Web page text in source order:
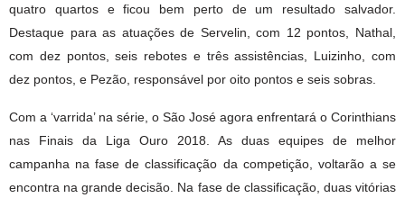
quatro quartos e ficou bem perto de um resultado salvador.
Destaque para as atuações de Servelin, com 12 pontos, Nathal,
com dez pontos, seis rebotes e três assistências, Luizinho, com
dez pontos, e Pezão, responsável por oito pontos e seis sobras.
Com a ‘varrida’ na série, o São José agora enfrentará o Corinthians
nas Finais da Liga Ouro 2018. As duas equipes de melhor
campanha na fase de classificação da competição, voltarão a se
encontra na grande decisão. Na fase de classificação, duas vitórias